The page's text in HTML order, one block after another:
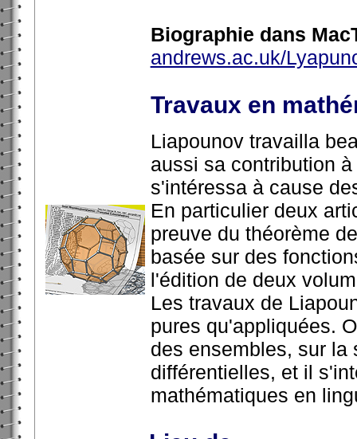
Biographie dans
andrews.ac.uk/
Travaux en
Liapounov travailla
aussi sa contribution
s'intéressa à cause
En particulier deux
preuve du théorème
basée sur des
l'édition de deux
Les travaux de
pures qu'appliquées.
des ensembles, sur la
différentielles, et il
mathématiques en